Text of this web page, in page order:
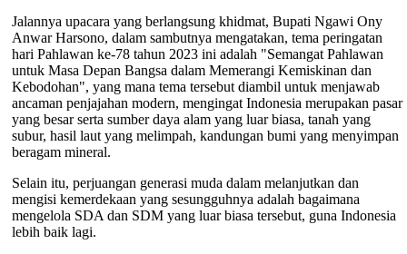
Jalannya upacara yang berlangsung khidmat, Bupati Ngawi Ony
Anwar Harsono, dalam sambutnya mengatakan, tema peringatan
hari Pahlawan ke-78 tahun 2023 ini adalah "Semangat Pahlawan
untuk Masa Depan Bangsa dalam Memerangi Kemiskinan dan
Kebodohan", yang mana tema tersebut diambil untuk menjawab
ancaman penjajahan modern, mengingat Indonesia merupakan pasar
yang besar serta sumber daya alam yang luar biasa, tanah yang
subur, hasil laut yang melimpah, kandungan bumi yang menyimpan
beragam mineral.
Selain itu, perjuangan generasi muda dalam melanjutkan dan
mengisi kemerdekaan yang sesungguhnya adalah bagaimana
mengelola SDA dan SDM yang luar biasa tersebut, guna Indonesia
lebih baik lagi.